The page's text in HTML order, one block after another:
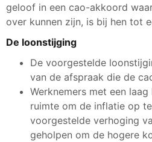
geloof in een cao-akkoord
over kunnen zijn, is bij hen tot
De loonstijging
De voorgestelde
van de afspraak die de
Werknemers met een
ruimte om de inflatie op
voorgestelde verhoging
geholpen om de hogere